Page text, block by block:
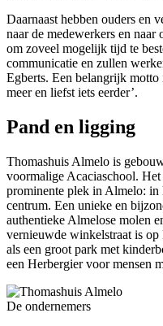
Daarnaast hebben ouders en
naar de medewerkers en naar
om zoveel mogelijk tijd te
communicatie en zullen
Egberts. Een belangrijk
meer en liefst iets eerder’.
Pand en ligging
Thomashuis Almelo is
voormalige Acaciaschool. Het
prominente plek in Almelo:
centrum. Een unieke en
authentieke Almelose molen
vernieuwde winkelstraat is op
als een groot park met
een Herbergier voor mensen
De ondernemers